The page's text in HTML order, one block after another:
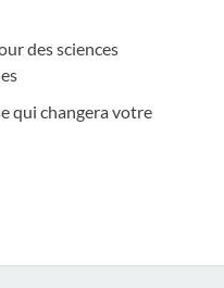
des sciences
qui changera votre